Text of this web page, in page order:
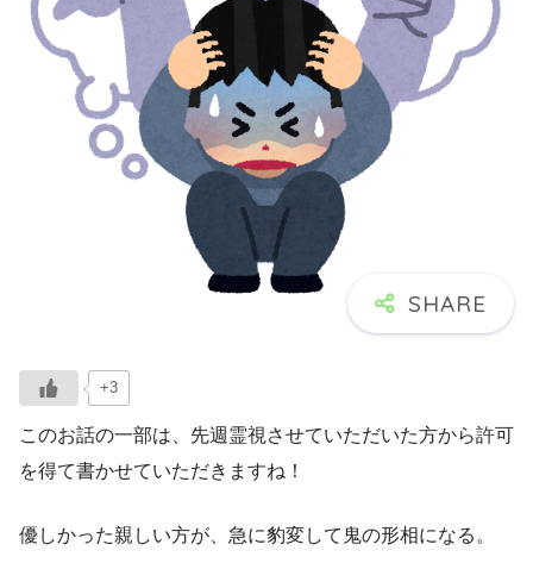
+3
このお話の一部は、先週霊視させていただいた方から許可
を得て書かせていただきますね！
優しかった親しい方が、急に豹変して鬼の形相になる。